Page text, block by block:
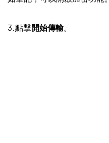
3. 點擊開始傳輸。